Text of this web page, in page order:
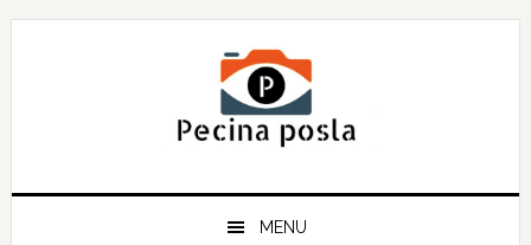
Skip
Skip
Skip
MENU